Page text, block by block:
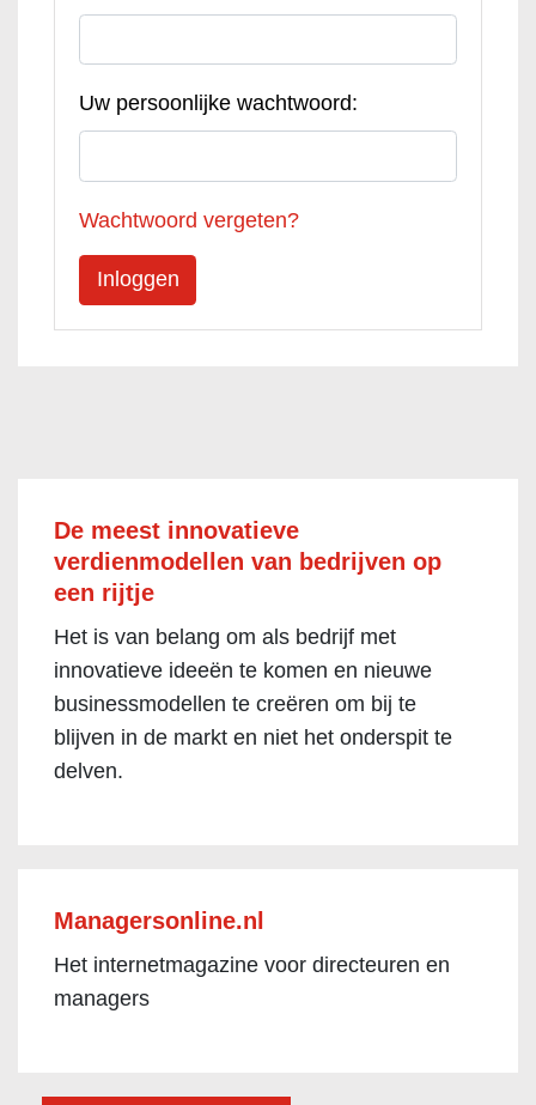
Uw persoonlijke wachtwoord:
Wachtwoord vergeten?
De meest innovatieve
verdienmodellen van bedrijven op
een rijtje
Het is van belang om als bedrijf met
innovatieve ideeën te komen en nieuwe
businessmodellen te creëren om bij te
blijven in de markt en niet het onderspit te
delven.
Managersonline.nl
Het internetmagazine voor directeuren en
managers